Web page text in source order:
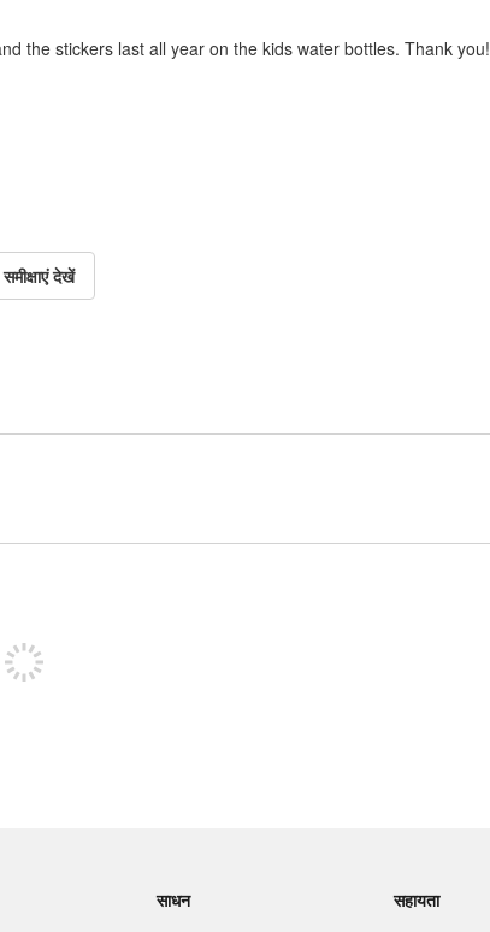
the stickers last all year on the kids water bottles. Thank you!
देखें
साधन
सहायता